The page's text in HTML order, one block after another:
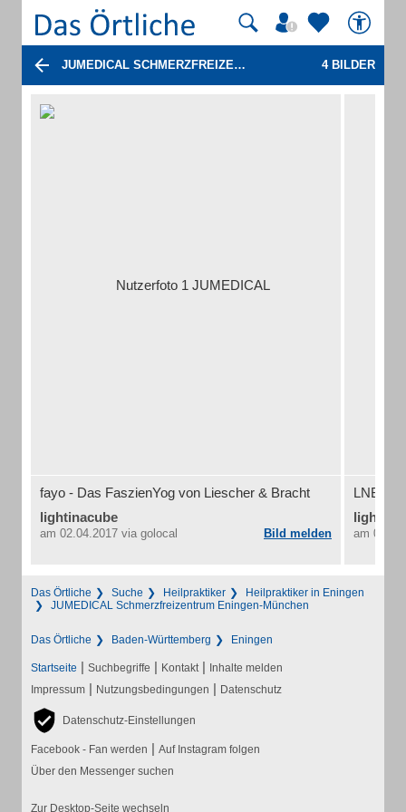
JUMEDICAL SCHMERZFREIZENTRUM ENINGEN-MÜNCHEN 4 BILDER
fayo - Das FaszienYog von Liescher & Bracht
lightinacube
am 02.04.2017 via golocal Bild melden
LNB-
am
Das Örtliche Suche Heilpraktiker
Heilpraktiker in Eningen
JUMEDICAL Schmerzfreizentrum Eningen-München
Das Örtliche Baden-Württemberg Eningen
Startseite | Suchbegriffe | Kontakt | Inhalte melden
Impressum | Nutzungsbedingungen | Datenschutz
Datenschutz-Einstellungen
Facebook - Fan werden | Auf Instagram folgen
Über den Messenger suchen
Zur Desktop-Seite wechseln